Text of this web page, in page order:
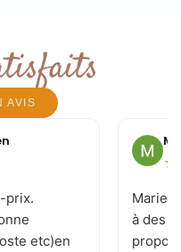
AVIS
prix.
etc)en
★
Marie-
à des